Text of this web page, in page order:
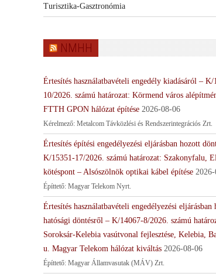
Turisztika-Gasztronómia
NMHH
Értesítés használatbavételi engedély kiadásáról – K/
10/2026. számú határozat: Körmend város
FTTH GPON hálózat építése 2026-08-06
Kérelmező: Metalcom Távközlési és Rendszerintegrációs Zrt.
Értesítés építési engedélyezési eljárásban hozott
K/15351-17/2026. számú határozat: Szakonyfalu,
kötéspont – Alsószölnök optikai kábel építése
Építtető: Magyar Telekom Nyrt.
Értesítés használatbavételi engedélyezési eljárásban
hatósági döntésről – K/14067-8/2026. számú
Soroksár-Kelebia vasútvonal fejlesztése, Kelebia,
u. Magyar Telekom hálózat kiváltás 2026-08-06
Építtető: Magyar Államvasutak (MÁV) Zrt.